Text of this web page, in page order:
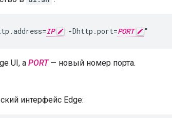
IP -Dhttp.port=PORT "
UI, а PORT— новый номер порта.
интерфейс Edge: